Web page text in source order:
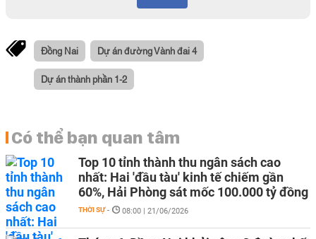
Đồng Nai Dự án đường Vành đai 4
Dự án thành phần 1-2
Có thể bạn quan tâm
Top 10 tỉnh thành thu ngân sách cao
nhất: Hai 'đầu tàu' kinh tế chiếm gần
60%, Hải Phòng sát mốc 100.000 tỷ đồng
THỜI SỰ - 08:00 | 21/06/2026